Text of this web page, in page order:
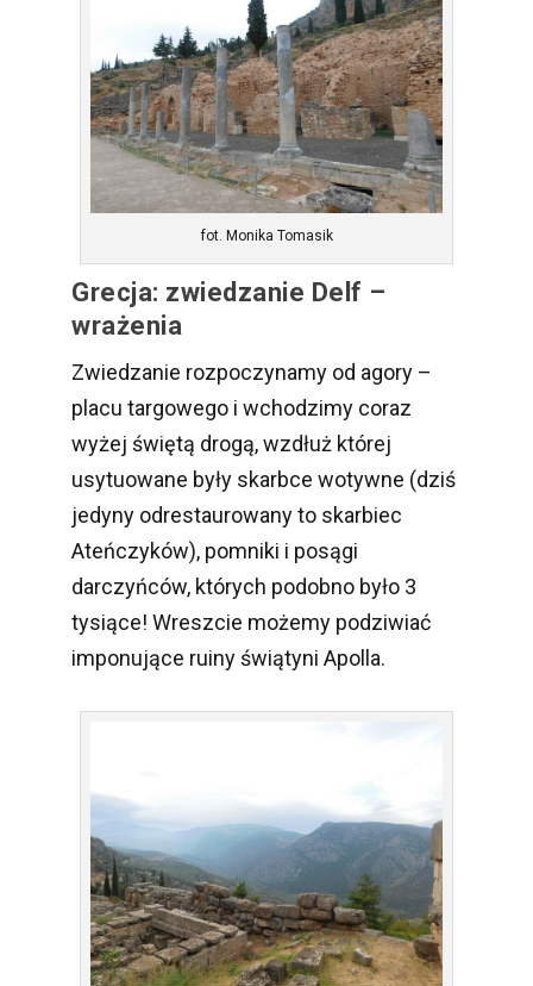
fot. Monika Tomasik
Grecja: zwiedzanie Delf –
wrażenia
Zwiedzanie rozpoczynamy od agory –
placu targowego i wchodzimy coraz
wyżej świętą drogą, wzdłuż której
usytuowane były skarbce wotywne (dziś
jedyny odrestaurowany to skarbiec
Ateńczyków), pomniki i posągi
darczyńców, których podobno było 3
tysiące! Wreszcie możemy podziwiać
imponujące ruiny świątyni Apolla.